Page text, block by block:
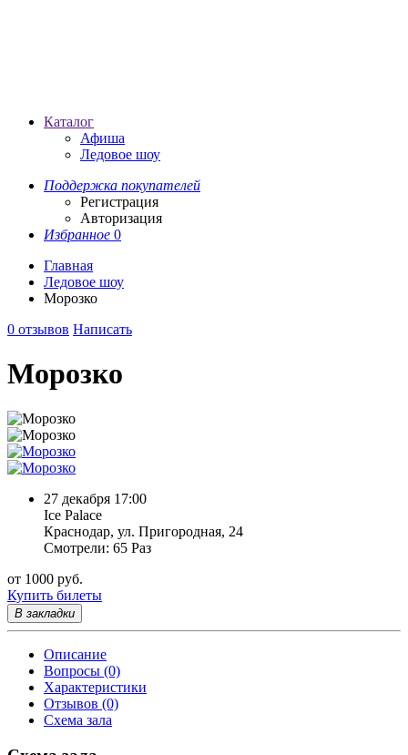
Каталог
Афиша
Ледовое шоу
Поддержка покупателей
Регистрация
Авторизация
Избранное 0
Главная
Ледовое шоу
Морозко
0 отзывов Написать
Морозко
27 декабря 17:00
Ice Palace
Краснодар, ул. Пригородная, 24
Смотрели: 65 Раз
от 1000 руб.
Купить билеты
В закладки
Описание
Вопросы (0)
Характеристики
Отзывов (0)
Схема зала